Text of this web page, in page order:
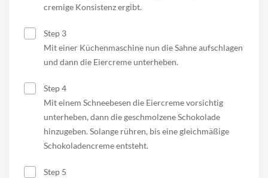
cremige Konsistenz ergibt.
Step 3
Mit einer Küchenmaschine nun die Sahne aufschlagen
und dann die Eiercreme unterheben.
Step 4
Mit einem Schneebesen die Eiercreme vorsichtig
unterheben, dann die geschmolzene Schokolade
hinzugeben. Solange rühren, bis eine gleichmäßige
Schokoladencreme entsteht.
Step 5